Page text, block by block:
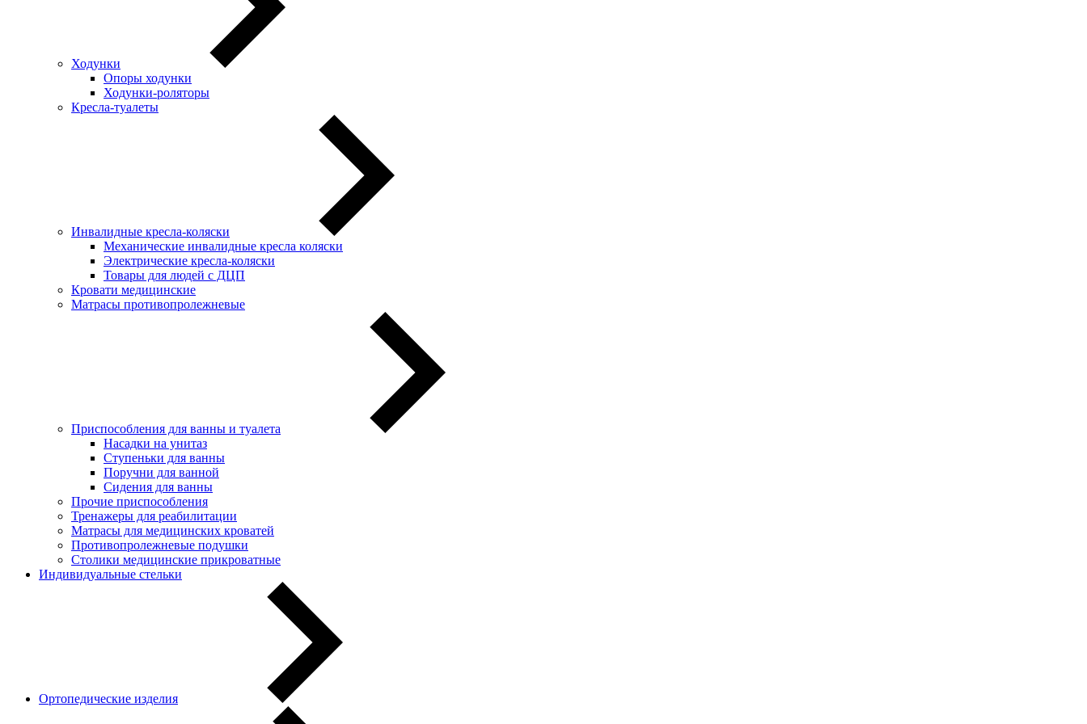
Ходунки
Опоры ходунки
Ходунки-роляторы
Кресла-туалеты
Инвалидные кресла-коляски
Механические инвалидные кресла коляски
Электрические кресла-коляски
Товары для людей с ДЦП
Кровати медицинские
Матрасы противопролежневые
Приспособления для ванны и туалета
Насадки на унитаз
Ступеньки для ванны
Поручни для ванной
Сидения для ванны
Прочие приспособления
Тренажеры для реабилитации
Матрасы для медицинских кроватей
Противопролежневые подушки
Столики медицинские прикроватные
Индивидуальные стельки
Ортопедические изделия